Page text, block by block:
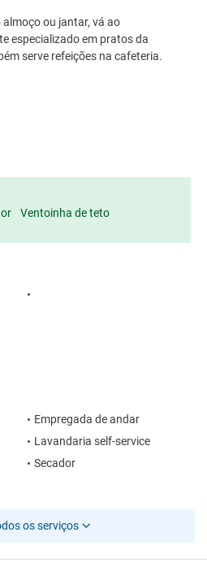
ou jantar, vá ao
especializado em pratos da
serve refeições na cafeteria.
Ventoinha de teto
Empregada de andar
Lavandaria self-service
Secador
os serviços